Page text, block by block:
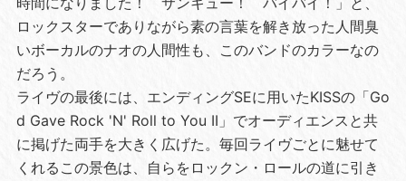
ロックスターでありながら素の言葉を解き放った人間臭
いボーカルのナオの人間性も、このバンドのカラーなの
だろう。
ライヴの最後には、エンディングSEに用いたKISSの「Go
d Gave Rock 'N' Roll to You II」でオーディエンスと共
に掲げた両手を大きく広げた。毎回ライヴごとに魅せて
くれるこの景色は、自らをロックン・ロールの道に引き